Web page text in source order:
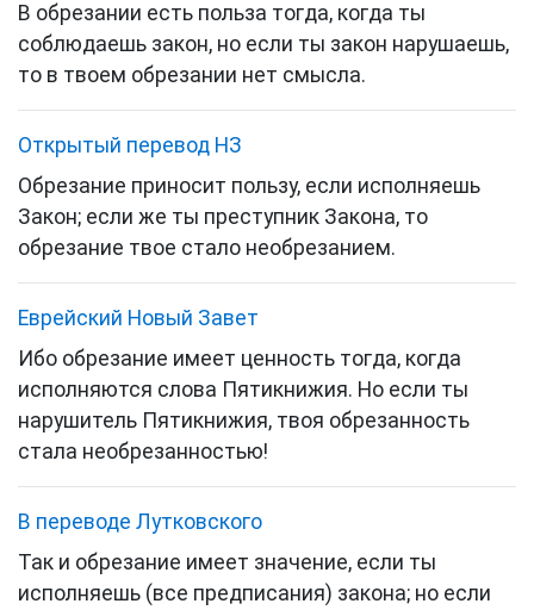
В обрезании есть польза тогда, когда ты
соблюдаешь закон, но если ты закон нарушаешь,
то в твоем обрезании нет смысла.
Открытый перевод НЗ
Обрезание приносит пользу, если исполняешь
Закон; если же ты преступник Закона, то
обрезание твое стало необрезанием.
Еврейский Новый Завет
Ибо обрезание имеет ценность тогда, когда
исполняются слова Пятикнижия. Но если ты
нарушитель Пятикнижия, твоя обрезанность
стала необрезанностью!
В переводе Лутковского
Так и обрезание имеет значение, если ты
исполняешь (все предписания) закона; но если